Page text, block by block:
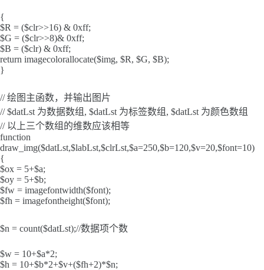
{
$R = ($clr>>16) & 0xff;
$G = ($clr>>8)& 0xff;
$B = ($clr) & 0xff;
return imagecolorallocate($img, $R, $G, $B);
}
// 绘图主函数，并输出图片
// $datLst 为数据数组, $datLst 为标签数组, $datLst 为颜色数组
// 以上三个数组的维数应该相等
function
draw_img($datLst,$labLst,$clrLst,$a=250,$b=120,$v=20,$font=10)
{
$ox = 5+$a;
$oy = 5+$b;
$fw = imagefontwidth($font);
$fh = imagefontheight($font);
$n = count($datLst);//数据项个数
$w = 10+$a*2;
$h = 10+$b*2+$v+($fh+2)*$n;